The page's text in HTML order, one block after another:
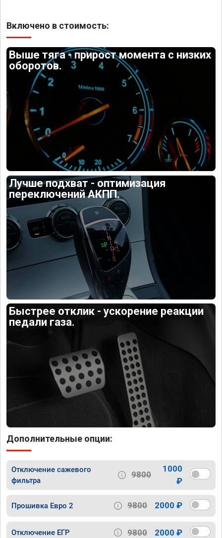
Включено в стоимость:
Выше тяга - прирост момента с низких
оборотов.
Лучше подхват - оптимизация
переключений АКПП.
Быстрее отклик - ускорение реакции
педали газа.
Дополнительные опции:
Отключение сажевого
фильтра
9800
1000
₽
Прошивка Евро 2 9800 2000 ₽
Отключение ЕГР 9800 2000 ₽